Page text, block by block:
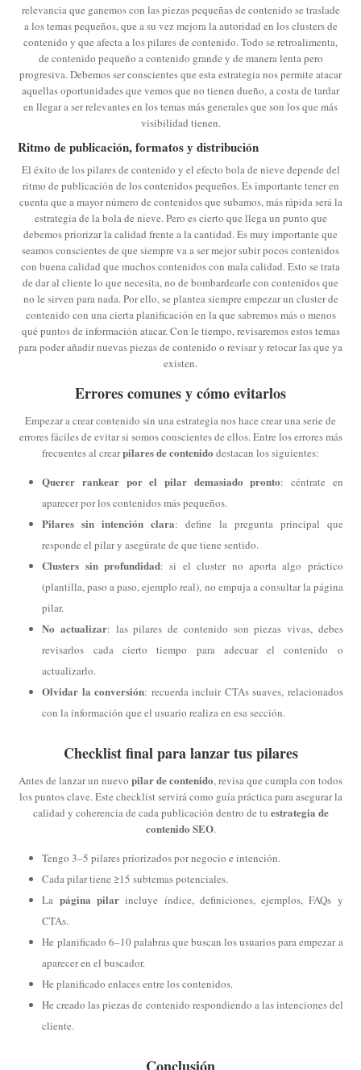
relevancia que ganemos con las piezas pequeñas de contenido se traslade
a los temas pequeños, que a su vez mejora la autoridad en los clusters de
contenido y que afecta a los pilares de contenido. Todo se retroalimenta,
de contenido pequeño a contenido grande y de manera lenta pero
progresiva. Debemos ser conscientes que esta estrategia nos permite atacar
aquellas oportunidades que vemos que no tienen dueño, a costa de tardar
en llegar a ser relevantes en los temas más generales que son los que más
visibilidad tienen.
Ritmo de publicación, formatos y distribución
El éxito de los pilares de contenido y el efecto bola de nieve depende del
ritmo de publicación de los contenidos pequeños. Es importante tener en
cuenta que a mayor número de contenidos que subamos, más rápida será la
estrategia de la bola de nieve. Pero es cierto que llega un punto que
debemos priorizar la calidad frente a la cantidad. Es muy importante que
seamos conscientes de que siempre va a ser mejor subir pocos contenidos
con buena calidad que muchos contenidos con mala calidad. Esto se trata
de dar al cliente lo que necesita, no de bombardearle con contenidos que
no le sirven para nada. Por ello, se plantea siempre empezar un cluster de
contenido con una cierta planificación en la que sabremos más o menos
qué puntos de información atacar. Con le tiempo, revisaremos estos temas
para poder añadir nuevas piezas de contenido o revisar y retocar las que ya
existen.
Errores comunes y cómo evitarlos
Empezar a crear contenido sin una estrategia nos hace crear una serie de
errores fáciles de evitar si somos conscientes de ellos. Entre los errores más
frecuentes al crearpilares de contenido destacan los siguientes:
Querer rankear por el pilar demasiado pronto: céntrate en
aparecer por los contenidos más pequeños.
Pilares sin intención clara: define la pregunta principal que
responde el pilar y asegúrate de que tiene sentido.
Clusters sin profundidad: si el cluster no aporta algo práctico
(plantilla, paso a paso, ejemplo real), no empuja a consultar la página
pilar.
No actualizar: las pilares de contenido son piezas vivas, debes
revisarlos cada cierto tiempo para adecuar el contenido o
actualizarlo.
Olvidar la conversión: recuerda incluir CTAs suaves, relacionados
con la información que el usuario realiza en esa sección.
Checklist final para lanzar tus pilares
Antes de lanzar un nuevo pilar de contenido, revisa que cumpla con todos
los puntos clave. Este checklist servirá como guía práctica para asegurar la
calidad y coherencia de cada publicación dentro de tu estrategia de
contenido SEO.
Tengo 3–5 pilares priorizados por negocio e intención.
Cada pilar tiene ≥15 subtemas potenciales.
La página pilarincluye índice, definiciones, ejemplos, FAQs y
CTAs.
He planificado 6–10 palabras que buscan los usuarios para empezar a
aparecer en el buscador.
He planificado enlaces entre los contenidos.
He creado las piezas de contenido respondiendo a las intenciones del
cliente.